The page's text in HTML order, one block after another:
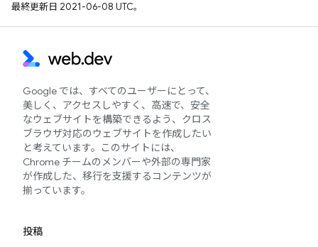
最終更新日 2021-06-08 UTC。
Google では、すべてのユーザーにとって、
美しく、アクセスしやすく、高速で、安全
なウェブサイトを構築できるよう、クロス
ブラウザ対応のウェブサイトを作成したい
と考えています。このサイトには、
Chrome チームのメンバーや外部の専門家
が作成した、移行を支援するコンテンツが
揃っています。
投稿